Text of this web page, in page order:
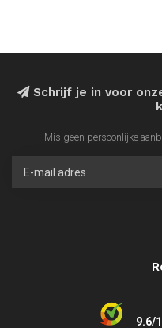
Schrijf je in voor
Mis geen persoonlijke
9.6/